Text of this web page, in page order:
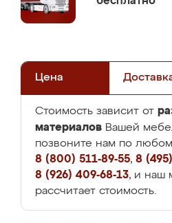
Цена
Стоимость зависит от
материалов Вашей
позвоните нам по
8 (800) 511-89-55, 8
8 (926) 409-68-13, и наш
рассчитает стоимость.